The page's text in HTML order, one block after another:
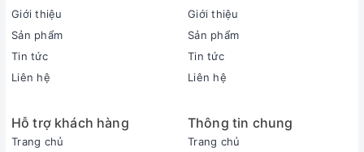
Loại màn hình:
Đèn nền:
LED viền (Edge LED)
RAM:
ROM (Bộ nhớ lưu trữ):
Hãng không công bố
Giới thiệu
Sản phẩm
Tin tức
Liên hệ
Giới thiệu
Sản phẩm
Tin tức
Liên hệ
Hỗ trợ khách hàng
Trang chủ
Thông tin chung
Trang chủ